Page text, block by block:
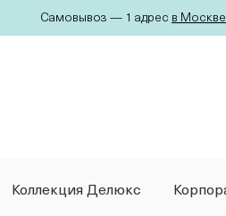
Самовывоз — 1 адрес в Москве
Коллекция Делюкс